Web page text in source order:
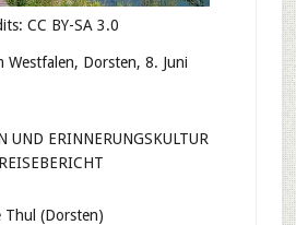
CC BY-SA 3.0
Westfalen, Dorsten, 8. Juni
UND ERINNERUNGSKULTUR
(Dorsten)